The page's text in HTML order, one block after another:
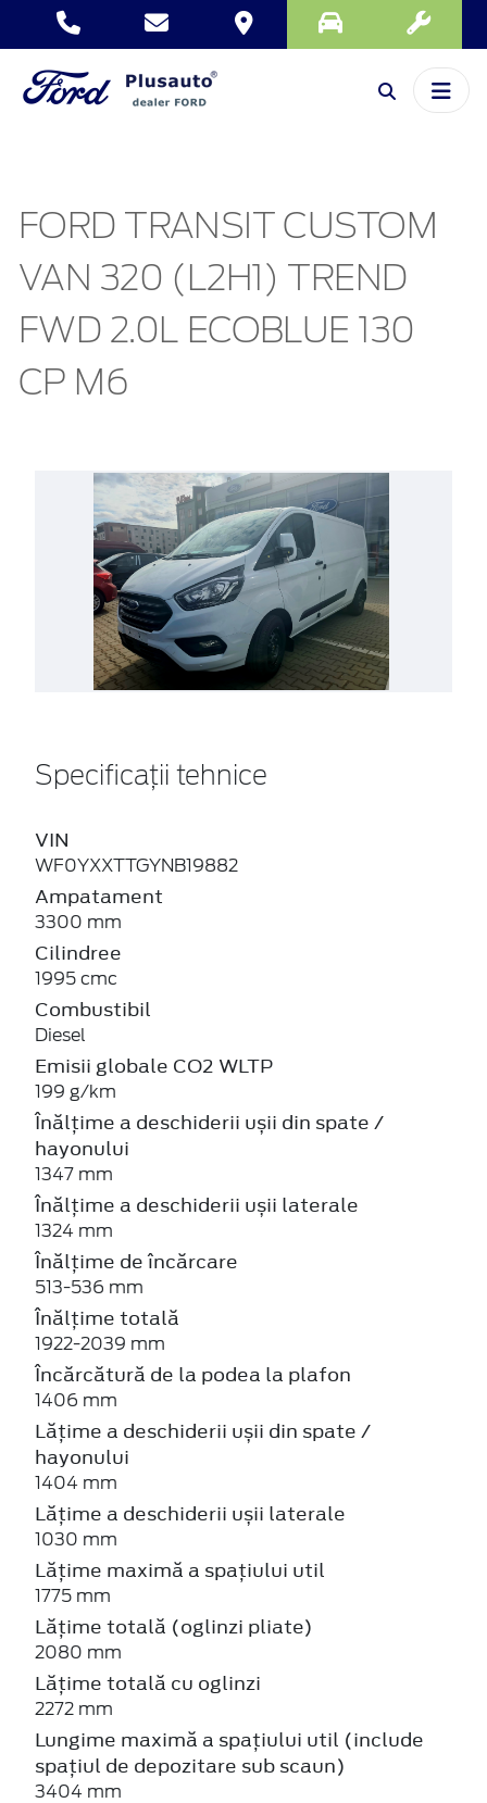
FORD TRANSIT CUSTOM
VAN 320 (L2H1) TREND
FWD 2.0L ECOBLUE 130
CP M6
Specificații tehnice
VIN
WF0YXXTTGYNB19882
Ampatament
3300 mm
Cilindree
1995 cmc
Combustibil
Diesel
Emisii globale CO2 WLTP
199 g/km
Înălțime a deschiderii ușii din spate /
hayonului
1347 mm
Înălțime a deschiderii ușii laterale
1324 mm
Înălțime de încărcare
513-536 mm
Înălțime totală
1922-2039 mm
Încărcătură de la podea la plafon
1406 mm
Lățime a deschiderii ușii din spate /
hayonului
1404 mm
Lățime a deschiderii ușii laterale
1030 mm
Lățime maximă a spațiului util
1775 mm
Lățime totală (oglinzi pliate)
2080 mm
Lățime totală cu oglinzi
2272 mm
Lungime maximă a spațiului util (include
spațiul de depozitare sub scaun)
3404 mm